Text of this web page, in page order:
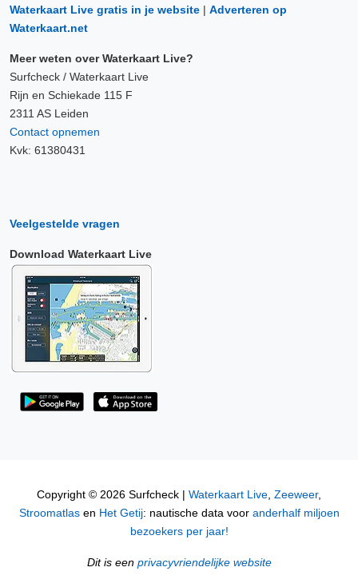
Waterkaart Live gratis in je website | Adverteren op
Waterkaart.net
Meer weten over Waterkaart Live?
Surfcheck / Waterkaart Live
Rijn en Schiekade 115 F
2311 AS Leiden
Contact opnemen
Kvk: 61380431
Veelgestelde vragen
Download Waterkaart Live
Copyright © 2026 Surfcheck | Waterkaart Live, Zeeweer,
Stroomatlasen Het Getij: nautische data voor anderhalf miljoen
bezoekers per jaar!
Dit is een privacyvriendelijke website